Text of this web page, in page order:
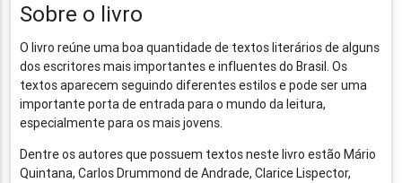
Sobre o livro
O livro reúne uma boa quantidade de textos literários de alguns
dos escritores mais importantes e influentes do Brasil. Os
textos aparecem seguindo diferentes estilos e pode ser uma
importante porta de entrada para o mundo da leitura,
especialmente para os mais jovens.
Dentre os autores que possuem textos neste livro estão Mário
Quintana, Carlos Drummond de Andrade, Clarice Lispector,